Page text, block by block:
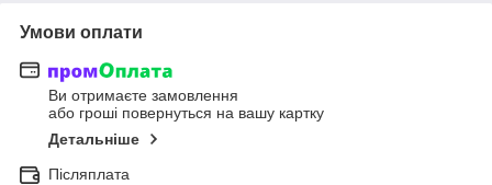
Умови оплати
Ви отримаєте замовлення
або гроші повернуться на вашу картку
Детальніше
Післяплата